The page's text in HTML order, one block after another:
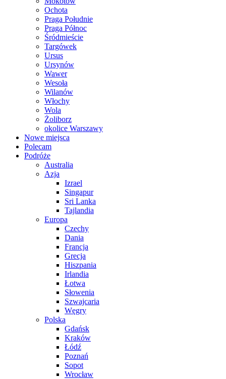
Ochota
Praga Południe
Praga Północ
Śródmieście
Targówek
Ursus
Ursynów
Wawer
Wesoła
Wilanów
Włochy
Wola
Żoliborz
okolice Warszawy
Nowe miejsca
Polecam
Podróże
Australia
Azja
Izrael
Singapur
Sri Lanka
Tajlandia
Europa
Czechy
Dania
Francja
Grecja
Hiszpania
Irlandia
Łotwa
Słowenia
Szwajcaria
Węgry
Polska
Gdańsk
Kraków
Łódź
Poznań
Sopot
Wrocław